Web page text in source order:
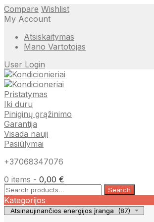
Compare Wishlist
My Account
Atsiskaitymas
Mano Vartotojas
User Login
Pristatymas
Iki duru
Piniginų grąžinimo
Garantija
Visada nauji
Pasiūlymai
+37068347076
0 items - 0,00 €
Search
for:
Search
Kategorijos